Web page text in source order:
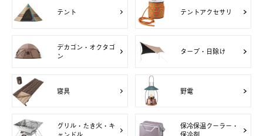
テント テントアクセサリ
デカゴン・オクタゴ
ン
タープ・日除け
寝具 野電
グリル・たき火・キ
保冷保温クーラー・